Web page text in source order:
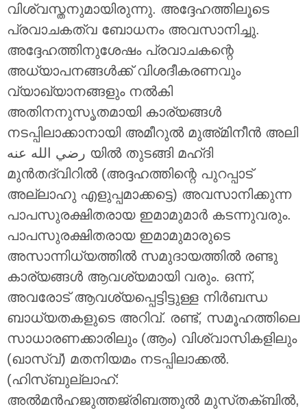
വിശ്വസ്തനുമായിരുന്നു. അദ്ദേഹത്തിലൂടെ
പ്രവാചകത്വ ബോധനം അവസാനിച്ചു.
അദ്ദേഹത്തിനുശേഷം പ്രവാചകന്റെ
അധ്യാപനങ്ങൾക്ക് വിശദീകരണവും
വ്യാഖ്യാനങ്ങളും നൽകി
അതിനനുസൃതമായി കാര്യങ്ങൾ
നടപ്പിലാക്കാനായി അമീറുൽ മുഅ്മിനീൻ അലി
رضي الله عنه യിൽ തുടങ്ങി മഹ്ദി
മുൻതദ്വിറിൽ (അദ്ദഹത്തിന്റെ പുറപ്പാട്
അല്ലാഹു എളുപ്പമാക്കട്ടെ) അവസാനിക്കുന്ന
പാപസുരക്ഷിതരായ ഇമാമുമാർ കടന്നുവരും.
പാപസുരക്ഷിതരായ ഇമാമുമാരുടെ
അസാന്നിധ്യത്തിൽ സമുദായത്തിൽ രണ്ടു
കാര്യങ്ങൾ ആവശ്യമായി വരും. ഒന്ന്,
അവരോട് ആവശ്യപ്പെട്ടിട്ടുള്ള നിർബന്ധ
ബാധ്യതകളുടെ അറിവ്. രണ്ട്, സമൂഹത്തിലെ
സാധാരണക്കാരിലും (ആം) വിശ്വാസികളിലും
(ഖാസ്വ്) മതനിയമം നടപ്പിലാക്കൽ.
(ഹിസ്ബുല്ലാഹ്:
അൽമൻഹജുത്തജ്‌രിബത്തുൽ മുസ്‌തക്‌ബിൽ,